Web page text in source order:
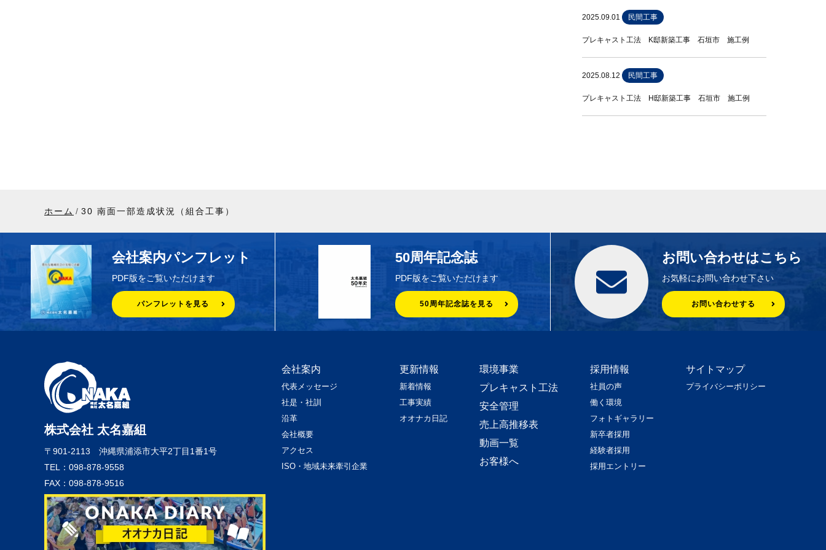
2025.09.01 民間工事
プレキャスト工法 K邸新築工事 石垣市 施工例
2025.08.12 民間工事
プレキャスト工法 H邸新築工事 石垣市 施工例
ホーム 30 南面一部造成状況（組合工事）
会社案内パンフレット
PDF版をご覧いただけます
パンフレットを見る
50周年記念誌
PDF版をご覧いただけます
50周年記念誌を見る
お問い合わせはこちら
お気軽にお問い合わせ下さい
お問い合わせする
株式会社 太名嘉組
〒901-2113 沖縄県浦添市大平2丁目1番1号
TEL：098-878-9558
FAX：098-878-9516
会社案内
代表メッセージ
社是・社訓
沿革
会社概要
アクセス
ISO・地域未来牽引企業
更新情報
新着情報
工事実績
オオナカ日記
環境事業
プレキャスト工法
安全管理
売上高推移表
動画一覧
お客様へ
採用情報
社員の声
働く環境
フォトギャラリー
新卒者採用
経験者採用
採用エントリー
サイトマップ
プライバシーポリシー